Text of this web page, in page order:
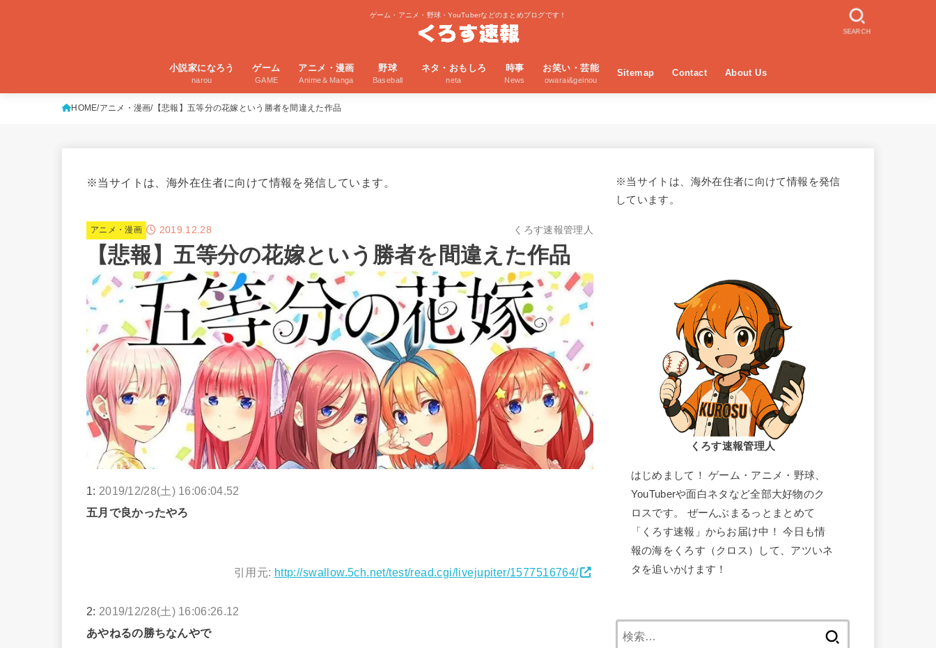
ゲーム・アニメ・野球・YouTuberなどのまとめブログです！
小説家になろう
narou
ゲーム
GAME
アニメ・漫画
Anime＆Manga
野球
Baseball
ネタ・おもしろ
neta
時事
News
お笑い・芸能
owarai&geinou
Sitemap Contact About Us
SEARCH
HOME アニメ・漫画 【悲報】五等分の花嫁という勝者を間違えた作品
※当サイトは、海外在住者に向けて情報を発信しています。
アニメ・漫画 2019.12.28 くろす速報管理人
【悲報】五等分の花嫁という勝者を間違えた作品
1: 2019/12/28(土) 16:06:04.52
五月で良かったやろ
引用元: http://swallow.5ch.net/test/read.cgi/livejupiter/1577516764/
2: 2019/12/28(土) 16:06:26.12
あやねるの勝ちなんやで
※当サイトは、海外在住者に向けて情報を発信
しています。
くろす速報管理人
はじめまして！ ゲーム・アニメ・野球、
YouTuberや面白ネタなど全部大好物のク
ロスです。 ぜーんぶまるっとまとめて
「くろす速報」からお届け中！ 今日も情
報の海をくろす（クロス）して、アツいネ
タを追いかけます！